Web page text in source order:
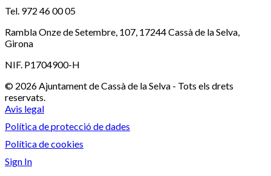
Tel. 972 46 00 05
Rambla Onze de Setembre, 107, 17244 Cassà de la Selva,
Girona
NIF. P1704900-H
© 2026 Ajuntament de Cassà de la Selva - Tots els drets
reservats.
Avis legal
Política de protecció de dades
Política de cookies
Sign In